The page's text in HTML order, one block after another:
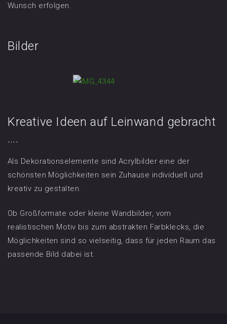
Wunsch erfolgen.
Bilder
Kreative Ideen auf Leinwand gebracht
….
Als Dekorationselemente sind Acrylbilder eine der
schönsten Möglichkeiten sein Zuhause individuell und
kreativ zu gestalten.
Ob Großformate oder kleine Wandbilder, vom
realistischen Motiv bis zum abstrakten Farbklecks, die
Möglichkeiten sind so vielseitig, dass für jeden Raum das
passende Bild dabei ist.